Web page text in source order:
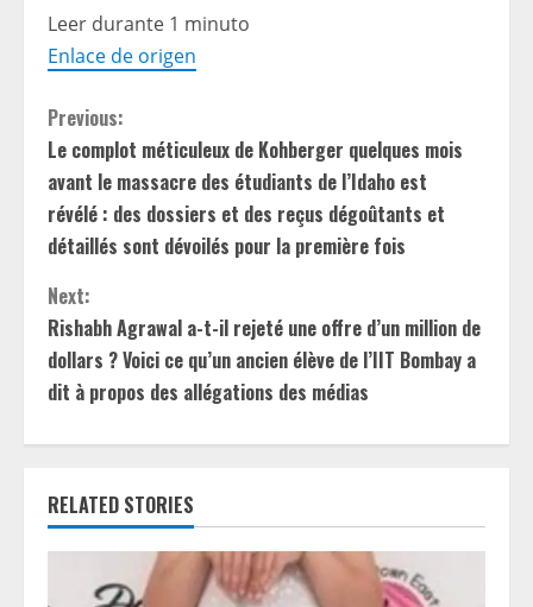
Leer durante 1 minuto
Enlace de origen
C
o
n
t
i
n
R
Previous:
Le complot méticuleux de Kohberger quelques mois
avant le massacre des étudiants de l’Idaho est
révélé : des dossiers et des reçus dégoûtants et
détaillés sont dévoilés pour la première fois
Next:
Rishabh Agrawal a-t-il rejeté une offre d’un million de
dollars ? Voici ce qu’un ancien élève de l’IIT Bombay a
dit à propos des allégations des médias
RELATED STORIES